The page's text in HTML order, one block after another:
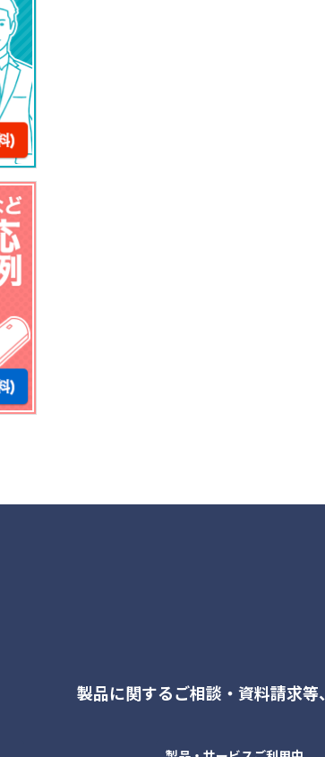
製品に関するご相談・資料請求等、